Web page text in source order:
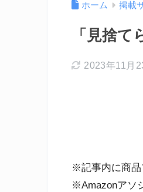
ホーム 掲載
「見捨
2023年11月
※記事内に商品
※Amazonアソ